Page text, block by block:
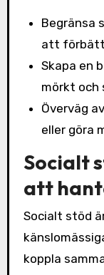
Begränsa
att
Skapa en
mörkt och
Överväg
eller göra
Socialt
att
Socialt stöd
koppla